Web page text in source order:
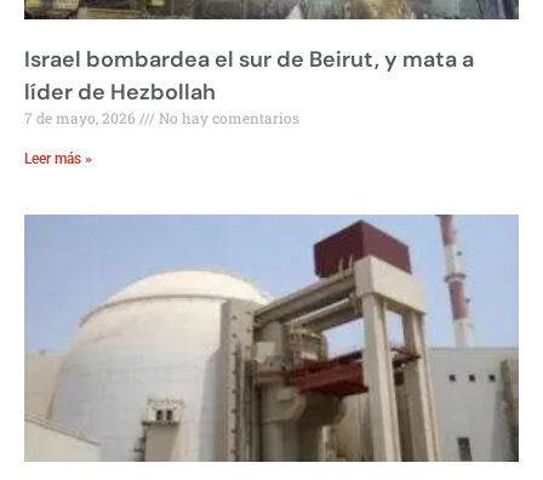
Israel bombardea el sur de Beirut, y mata a
líder de Hezbollah
7 de mayo, 2026 No hay comentarios
Leer más »